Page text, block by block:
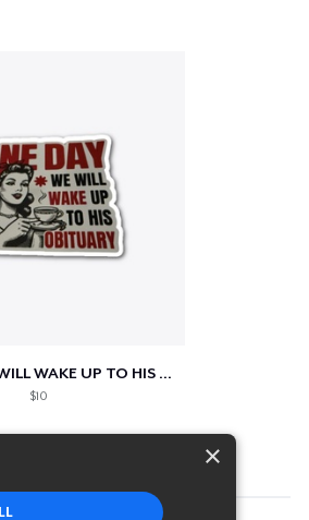
ONE DAY WE WILL WAKE UP TO HIS OBITUARY
$10
×